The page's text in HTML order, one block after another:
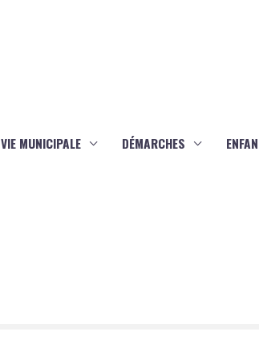
VIE MUNICIPALE DÉMARCHES